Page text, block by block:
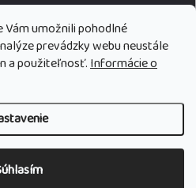
Vám umožnili pohodlné
prevádzky webu neustále
a použiteľnosť.Informácie o
. Všetky práva vyhradené.Upraviť
cookies